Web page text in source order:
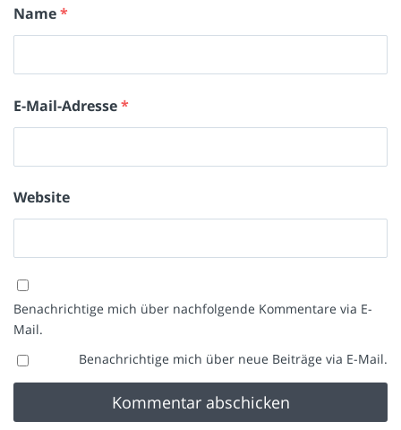
Name*
E-Mail-Adresse*
Website
Benachrichtige mich über nachfolgende Kommentare via E-
Mail.
Benachrichtige mich über neue Beiträge via E-Mail.